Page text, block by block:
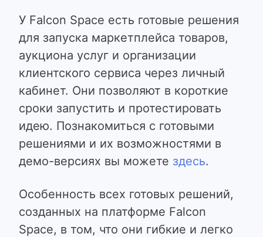
У Falcon Space есть готовые решения
для запуска маркетплейса товаров,
аукциона услуг и организации
клиентского сервиса через личный
кабинет. Они позволяют в короткие
сроки запустить и протестировать
идею. Познакомиться с готовыми
решениями и их возможностями в
демо-версиях вы можете здесь.
Особенность всех готовых решений,
созданных на платформе Falcon
Space, в том, что они гибкие и легко